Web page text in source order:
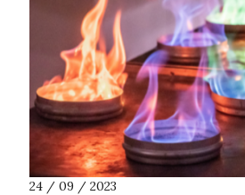
24 / 09 / 2023